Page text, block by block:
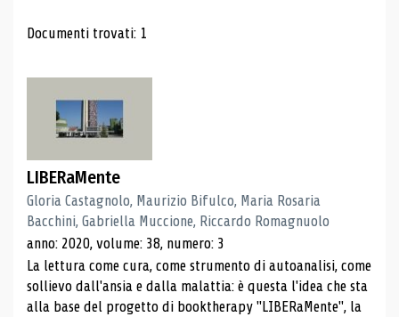
Risultati di ricerca
Documenti trovati: 1
LIBERaMente
Gloria Castagnolo, Maurizio Bifulco, Maria Rosaria
Bacchini, Gabriella Muccione, Riccardo Romagnuolo
anno: 2020, volume: 38, numero: 3
La lettura come cura, come strumento di autoanalisi, come
sollievo dall'ansia e dalla malattia: è questa l'idea che sta
alla base del progetto di booktherapy "LIBERaMente", la